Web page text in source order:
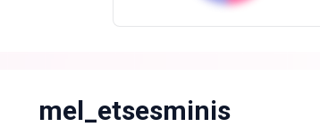
mel_etsesminis